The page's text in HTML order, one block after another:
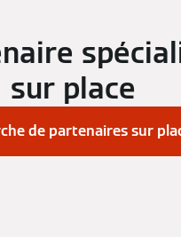
sur place
de partenaires sur